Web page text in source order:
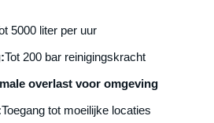
5000 liter per uur
Tot 200 bar reinigingskracht
overlast voor omgeving
Toegang tot moeilijke locaties